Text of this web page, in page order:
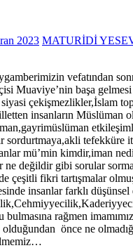
2023 MATURİDİ
vefatından
Muaviye’nin başa
çekişmezlikler,İslam
insanların Müslüman
sordurtmaya,akli tefekküre
mü’min kimdir,iman
değildir gibi sorular
çeşitli fikri tartışmalar
insanlar farklı
rağmen
önce ne